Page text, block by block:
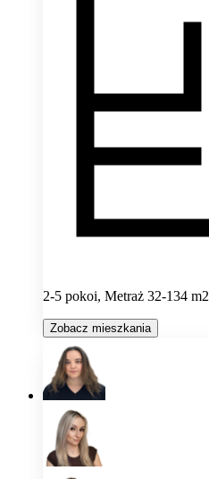
2-5 pokoi, Metraż 32-134 m2
Zobacz mieszkania